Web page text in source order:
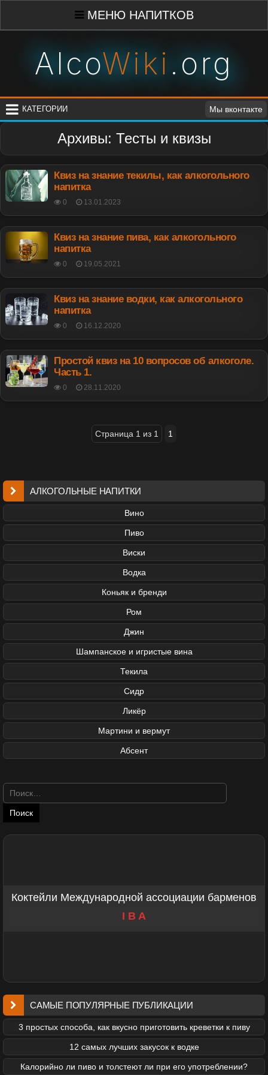
content
МЕНЮ НАПИТКОВ
AlcoWiki .org
КАТЕГОРИИ Мы вконтакте
Архивы: Тесты и квизы
Квиз на знание текилы, как алкогольного
напитка
0
POSTED
13.01.2023
Квиз на знание пива, как алкогольного
напитка
0
POSTED
19.05.2021
Квиз на знание водки, как алкогольного
напитка
0
POSTED
16.12.2020
Простой квиз на 10 вопросов об алкоголе.
Часть 1.
0
POSTED
28.11.2020
Страница 1 из 1 1
АЛКОГОЛЬНЫЕ НАПИТКИ
Вино
Пиво
Виски
Водка
Коньяк и бренди
Ром
Джин
Шампанское и игристые вина
Текила
Сидр
Ликёр
Мартини и вермут
Абсент
Найти:
Коктейли Международной ассоциации барменов
I B A
САМЫЕ ПОПУЛЯРНЫЕ ПУБЛИКАЦИИ
3 простых способа, как вкусно приготовить креветки к пиву
12 самых лучших закусок к водке
Калорийно ли пиво и толстеют ли при его употреблении?